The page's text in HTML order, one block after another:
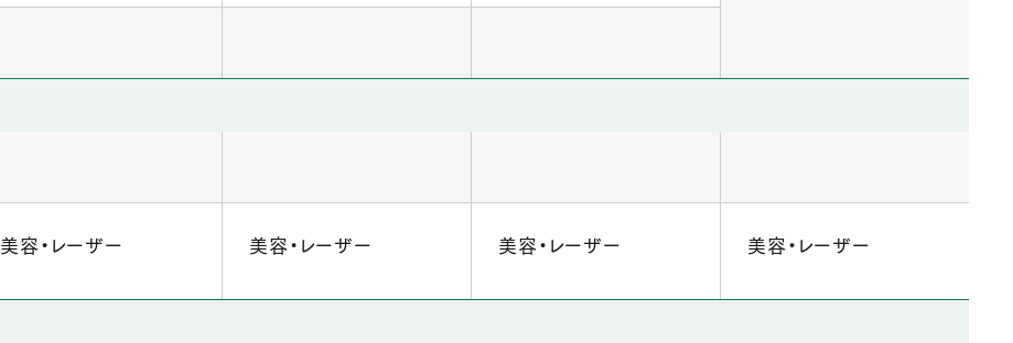
美容・レーザー 美容・レーザー 美容・レーザー 美容・レーザー